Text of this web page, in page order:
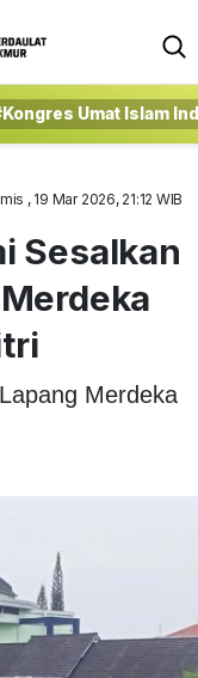
Umat Islam
, 19 Mar 2026, 21:12 WIB
Sesalkan
Merdeka